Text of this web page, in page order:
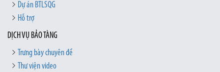
Dự án BTLSQG
Hỗ trợ
DỊCH VỤ BẢO TÀNG
Trưng bày chuyên đề
Thư viện video